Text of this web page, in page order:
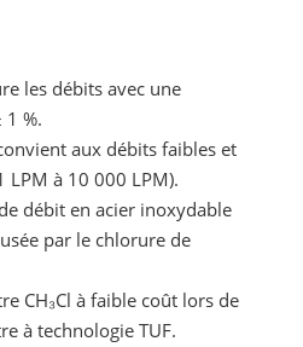
les débits avec une
1 %.
aux débits faibles et
LPM à 10 000 LPM).
débit en acier inoxydable
par le chlorure de
CH₃Cl à faible coût lors de
à technologie TUF.